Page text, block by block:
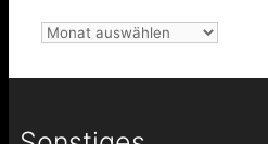
Archiv